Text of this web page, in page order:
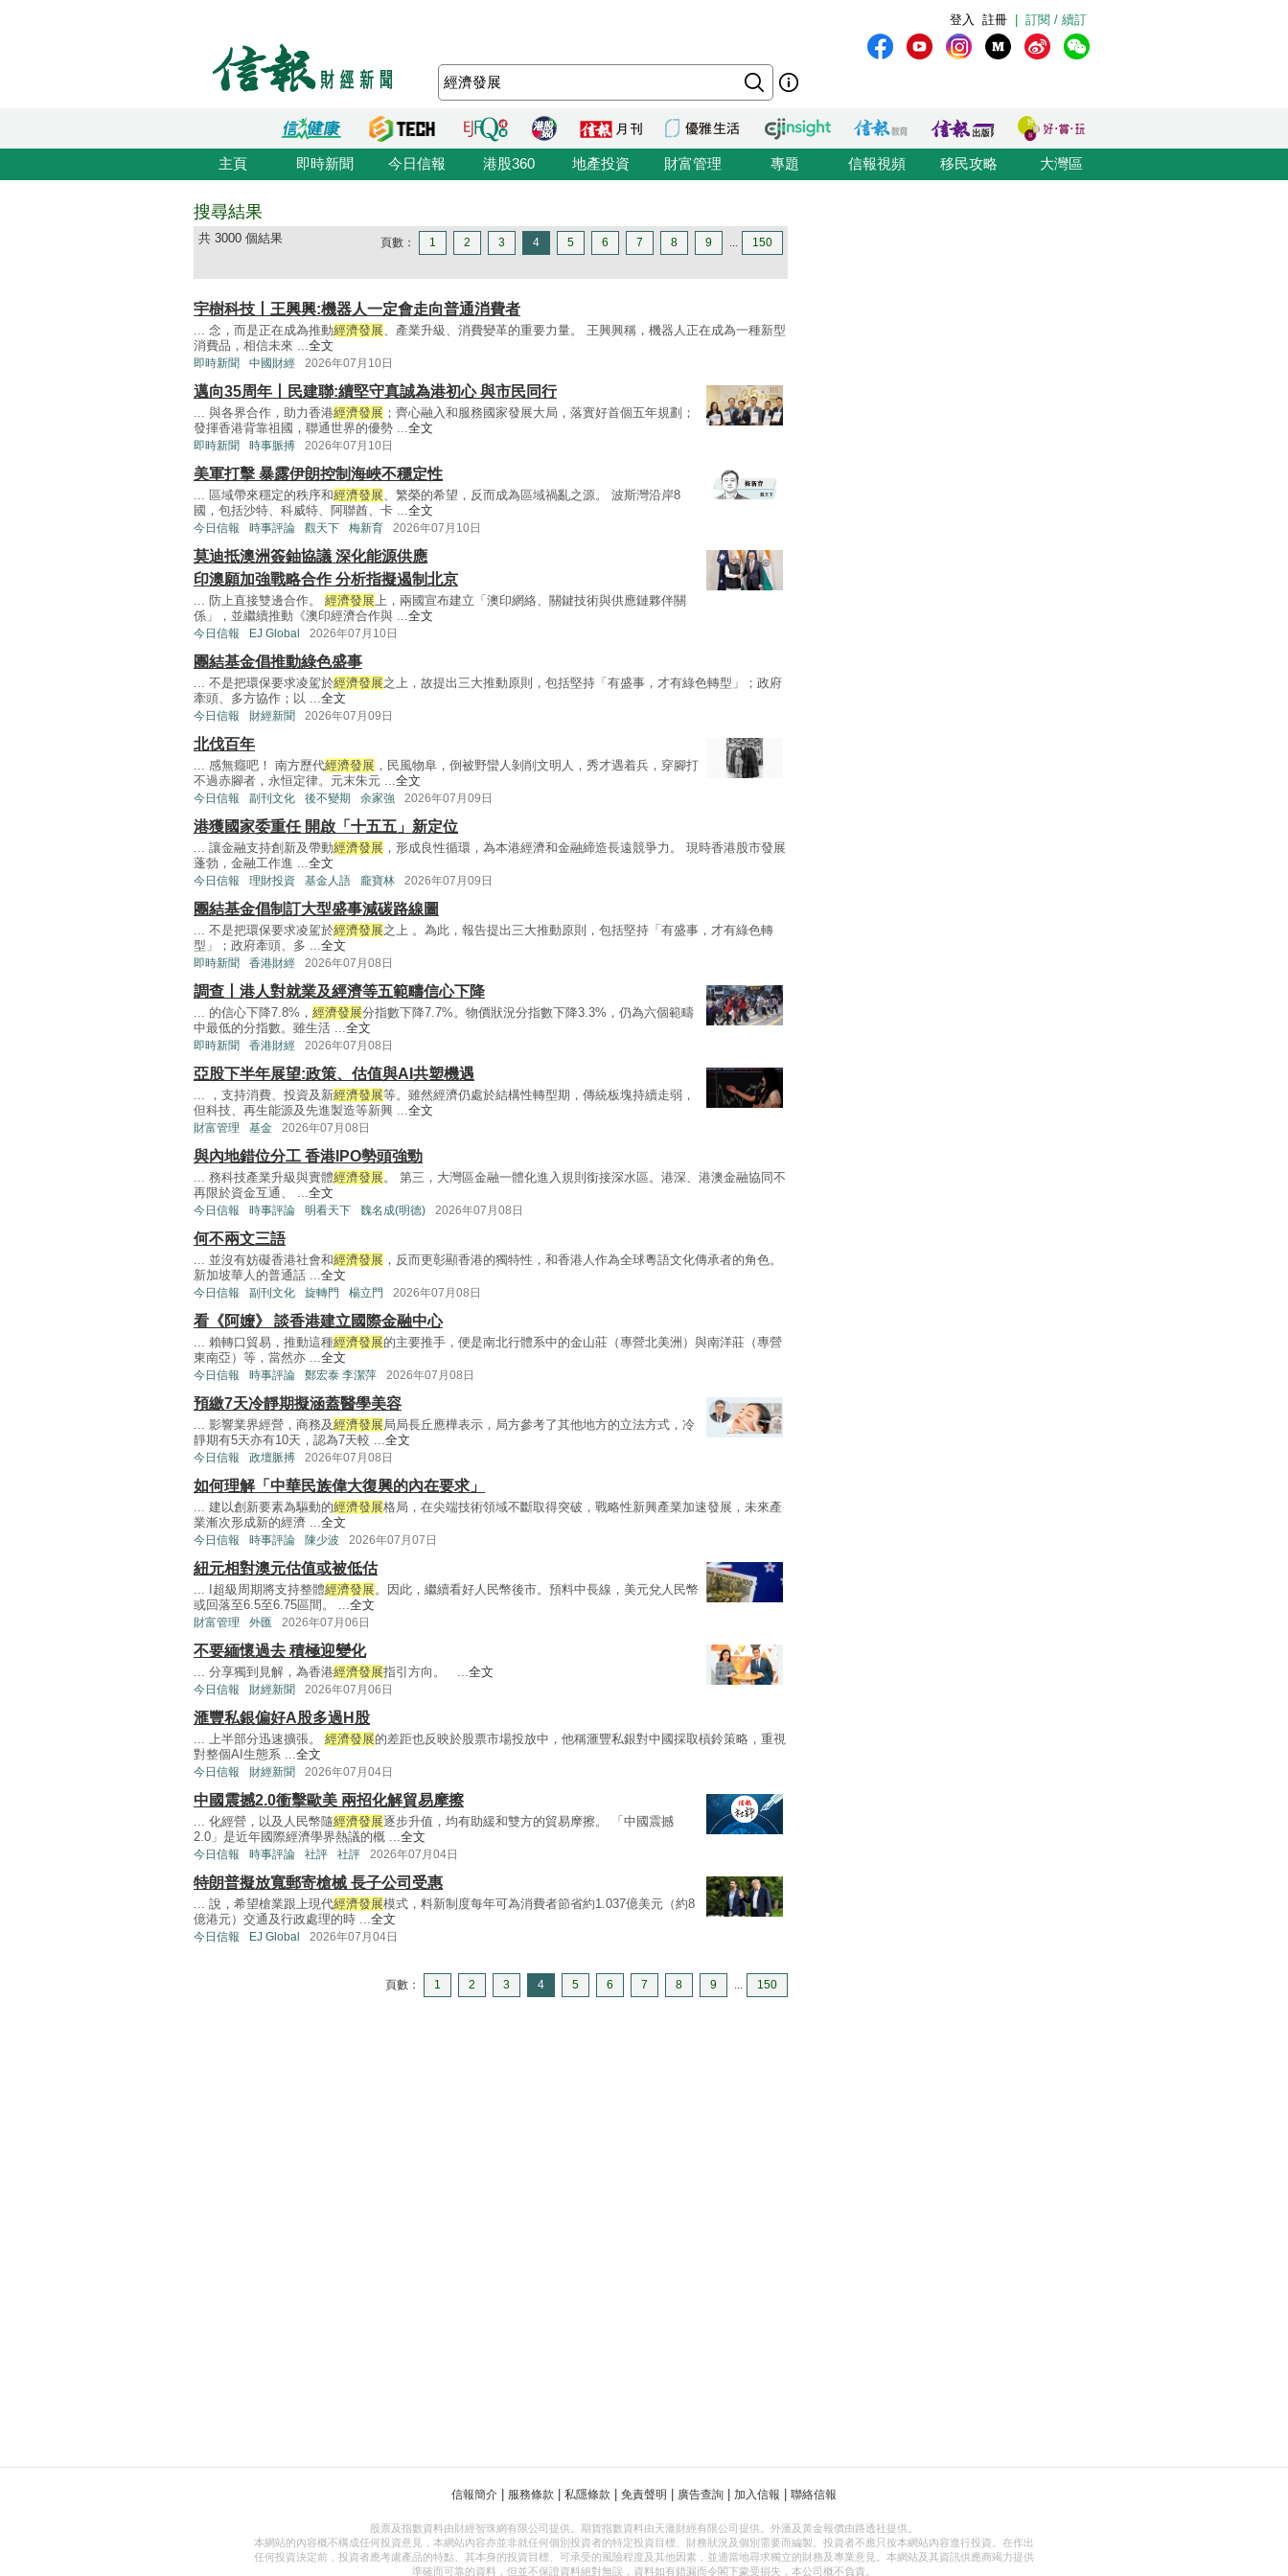
訂閱 / 續訂
註冊
登入
主頁 即時新聞 今日信報 港股360 地產投資 財富管理 專題 信報視頻 移民攻略 大灣區
搜尋結果
共 3000 個結果 頁數： 1 2 3 4 5 6 7 8 9 ... 150
宇樹科技丨王興興:機器人一定會走向普通消費者
... 念，而是正在成為推動經濟發展、產業升級、消費變革的重要力量。 王興興稱，機器人正在成為一種新型
消費品，相信未來 ...全文
即時新聞 中國財經 2026年07月10日
邁向35周年丨民建聯:續堅守真誠為港初心 與市民同行
... 與各界合作，助力香港經濟發展 ；齊心融入和服務國家發展大局，落實好首個五年規劃；
發揮香港背靠祖國，聯通世界的優勢 ...全文
即時新聞 時事脈搏 2026年07月10日
美軍打擊 暴露伊朗控制海峽不穩定性
... 區域帶來穩定的秩序和經濟發展、繁榮的希望，反而成為區域禍亂之源。 波斯灣沿岸8
國，包括沙特、科威特、阿聯酋、卡 ...全文
今日信報 時事評論 觀天下 梅新育 2026年07月10日
莫迪抵澳洲簽鈾協議 深化能源供應
印澳願加強戰略合作 分析指擬遏制北京
... 防上直接雙邊合作。 經濟發展上，兩國宣布建立「澳印網絡、關鍵技術與供應鏈夥伴關
係」，並繼續推動《澳印經濟合作與 ...全文
今日信報 EJ Global 2026年07月10日
團結基金倡推動綠色盛事
... 不是把環保要求凌駕於經濟發展之上，故提出三大推動原則，包括堅持「有盛事，才有綠色轉型」；政府
牽頭、多方協作；以 ...全文
今日信報 財經新聞 2026年07月09日
北伐百年
... 感無癮吧！ 南方歷代經濟發展 ，民風物阜，倒被野蠻人剝削文明人，秀才遇着兵，穿腳打
不過赤腳者，永恒定律。元末朱元 ...全文
今日信報 副刊文化 後不變期 余家強 2026年07月09日
港獲國家委重任 開啟「十五五」新定位
... 讓金融支持創新及帶動經濟發展 ，形成良性循環，為本港經濟和金融締造長遠競爭力。 現時香港股市發展
蓬勃，金融工作進 ...全文
今日信報 理財投資 基金人語 龐寶林 2026年07月09日
團結基金倡制訂大型盛事減碳路線圖
... 不是把環保要求凌駕於經濟發展之上 。為此，報告提出三大推動原則，包括堅持「有盛事，才有綠色轉
型」；政府牽頭、多 ...全文
即時新聞 香港財經 2026年07月08日
調查丨港人對就業及經濟等五範疇信心下降
... 的信心下降7.8%， 經濟發展分指數下降7.7%。物價狀況分指數下降3.3%，仍為六個範疇
中最低的分指數。雖生活 ...全文
即時新聞 香港財經 2026年07月08日
亞股下半年展望:政策、估值與AI共塑機遇
... ，支持消費、投資及新經濟發展等。雖然經濟仍處於結構性轉型期，傳統板塊持續走弱，
但科技、再生能源及先進製造等新興 ...全文
財富管理 基金 2026年07月08日
與內地錯位分工 香港IPO勢頭強勁
... 務科技產業升級與實體經濟發展。 第三，大灣區金融一體化進入規則銜接深水區。港深、港澳金融協同不
再限於資金互通、 ...全文
今日信報 時事評論 明看天下 魏名成(明德) 2026年07月08日
何不兩文三語
... 並沒有妨礙香港社會和經濟發展 ，反而更彰顯香港的獨特性，和香港人作為全球粵語文化傳承者的角色。
新加坡華人的普通話 ...全文
今日信報 副刊文化 旋轉門 楊立門 2026年07月08日
看《阿嬤》 談香港建立國際金融中心
... 賴轉口貿易，推動這種經濟發展的主要推手，便是南北行體系中的金山莊（專營北美洲）與南洋莊（專營
東南亞）等，當然亦 ...全文
今日信報 時事評論 鄭宏泰 李潔萍 2026年07月08日
預繳7天冷靜期擬涵蓋醫學美容
... 影響業界經營，商務及經濟發展局局長丘應樺表示，局方參考了其他地方的立法方式，冷
靜期有5天亦有10天，認為7天較 ...全文
今日信報 政壇脈搏 2026年07月08日
如何理解「中華民族偉大復興的內在要求」
... 建以創新要素為驅動的經濟發展格局，在尖端技術領域不斷取得突破，戰略性新興產業加速發展，未來產
業漸次形成新的經濟 ...全文
今日信報 時事評論 陳少波 2026年07月07日
紐元相對澳元估值或被低估
... I超級周期將支持整體經濟發展。因此，繼續看好人民幣後市。預料中長線，美元兌人民幣
或回落至6.5至6.75區間。 ...全文
財富管理 外匯 2026年07月06日
不要緬懷過去 積極迎變化
... 分享獨到見解，為香港經濟發展指引方向。 ...全文
今日信報 財經新聞 2026年07月06日
滙豐私銀偏好A股多過H股
... 上半部分迅速擴張。 經濟發展的差距也反映於股票市場投放中，他稱滙豐私銀對中國採取槓鈴策略，重視
對整個AI生態系 ...全文
今日信報 財經新聞 2026年07月04日
中國震撼2.0衝擊歐美 兩招化解貿易摩擦
... 化經營，以及人民幣隨經濟發展逐步升值，均有助緩和雙方的貿易摩擦。 「中國震撼
2.0」是近年國際經濟學界熱議的概 ...全文
今日信報 時事評論 社評 社評 2026年07月04日
特朗普擬放寬郵寄槍械 長子公司受惠
... 說，希望槍業跟上現代經濟發展模式，料新制度每年可為消費者節省約1.037億美元（約8
億港元）交通及行政處理的時 ...全文
今日信報 EJ Global 2026年07月04日
頁數： 1 2 3 4 5 6 7 8 9 ... 150
信報簡介 服務條款 私隱條款 免責聲明 廣告查詢 加入信報 聯絡信報
股票及指數資料由財經智珠網有限公司提供。期貨指數資料由天滙財經有限公司提供。外滙及黃金報價由路透社提供。
本網站的內容概不構成任何投資意見，本網站內容亦並非就任何個別投資者的特定投資目標、財務狀況及個別需要而編製。投資者不應只按本網站內容進行投資。在作出
任何投資決定前，投資者應考慮產品的特點、其本身的投資目標、可承受的風險程度及其他因素，並適當地尋求獨立的財務及專業意見。本網站及其資訊供應商竭力提供
準確而可靠的資料，但並不保證資料絕對無誤，資料如有錯漏而令閣下蒙受損失，本公司概不負責。